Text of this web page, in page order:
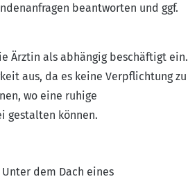
beantworten und ggf.
Ärztin als abhängig beschäftigt ein.
aus, da es keine Verpflichtung zu
wo eine ruhige
gestalten können.
dem Dach eines